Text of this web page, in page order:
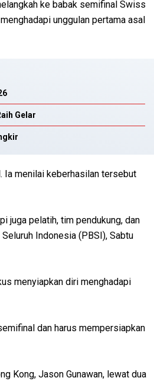
ke babak semifinal Swiss
unggulan pertama asal
Gelar
Ia menilai keberhasilan tersebut
juga pelatih, tim pendukung, dan
Indonesia (PBSI), Sabtu
menyiapkan diri menghadapi
dan harus mempersiapkan
Kong, Jason Gunawan, lewat dua